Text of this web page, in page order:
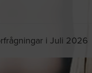
i Juli 2026